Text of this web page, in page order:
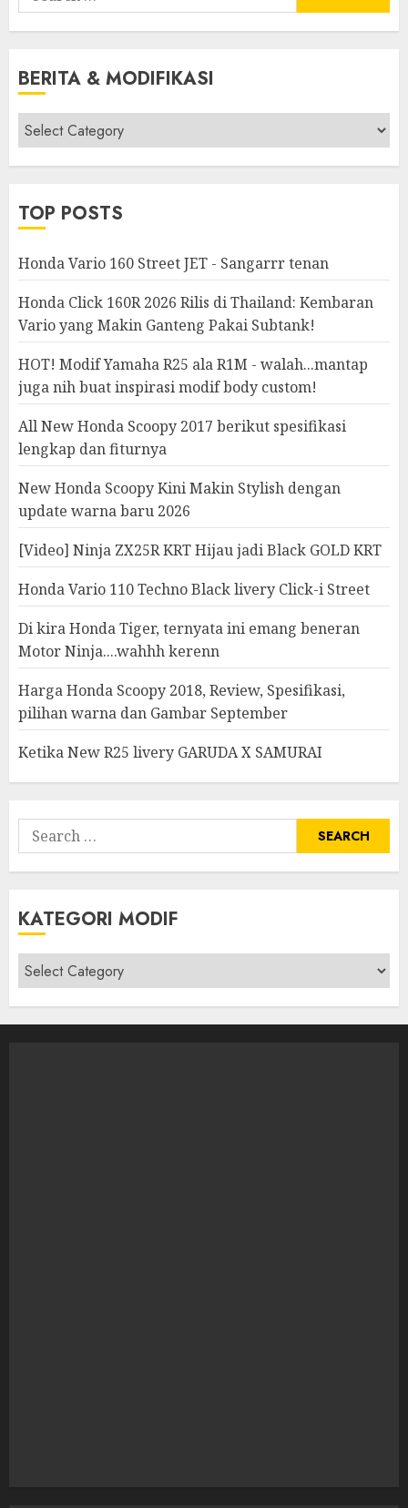
for:
BERITA & MODIFIKASI
Berita
&
Modifikasi
TOP POSTS
Honda Vario 160 Street JET - Sangarrr tenan
Honda Click 160R 2026 Rilis di Thailand: Kembaran
Vario yang Makin Ganteng Pakai Subtank!
HOT! Modif Yamaha R25 ala R1M - walah...mantap
juga nih buat inspirasi modif body custom!
All New Honda Scoopy 2017 berikut spesifikasi
lengkap dan fiturnya
New Honda Scoopy Kini Makin Stylish dengan
update warna baru 2026
[Video] Ninja ZX25R KRT Hijau jadi Black GOLD KRT
Honda Vario 110 Techno Black livery Click-i Street
Di kira Honda Tiger, ternyata ini emang beneran
Motor Ninja....wahhh kerenn
Harga Honda Scoopy 2018, Review, Spesifikasi,
pilihan warna dan Gambar September
Ketika New R25 livery GARUDA X SAMURAI
Search
for:
KATEGORI MODIF
Kategori
modif